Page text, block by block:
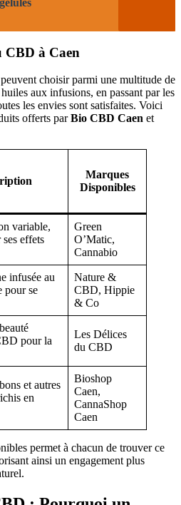
CBD à Caen
choisir parmi une multitude de
aux infusions, en passant par les
les envies sont satisfaites. Voici
offerts parBio CBD Caen et
Marques
Disponibles
variable,
effets
Green
O’Matic,
Cannabio
infusée au
pour se
Nature &
CBD, Hippie
& Co
pour la
Les Délices
du CBD
et autres
en
Bioshop
Caen,
CannaShop
Caen
permet à chacun de trouver ce
ainsi un engagement plus